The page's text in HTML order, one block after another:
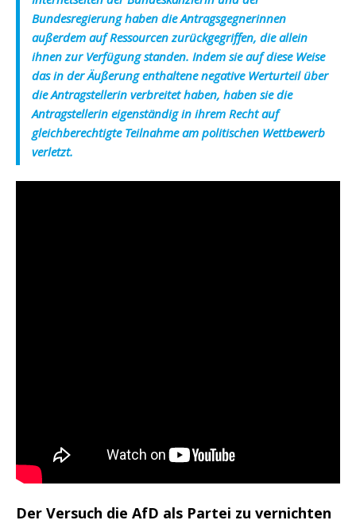
Bundesregierung haben die Antragsgegnerinnen
außerdem auf Ressourcen zurückgegriffen, die allein
ihnen zur Verfügung standen. Indem sie auf diese Weise
das in der Äußerung enthaltene negative Werturteil über
die Antragstellerin verbreitet haben, haben sie die
Antragstellerin eigenständig in ihrem Recht auf
gleichberechtigte Teilnahme am politischen Wettbewerb
verletzt.
Der Versuch die AfD als Partei zu vernichten